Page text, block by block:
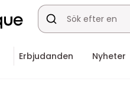
Erbjudanden Nyheter